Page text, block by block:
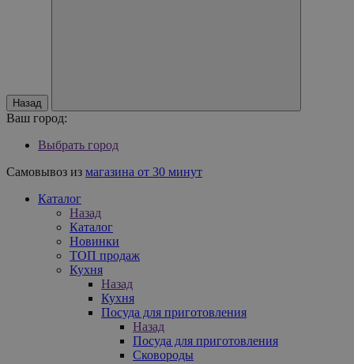
Назад
Ваш город:
Выбрать город
Самовывоз из магазина от 30 минут
Каталог
Назад
Каталог
Новинки
ТОП продаж
Кухня
Назад
Кухня
Посуда для приготовления
Назад
Посуда для приготовления
Сковороды